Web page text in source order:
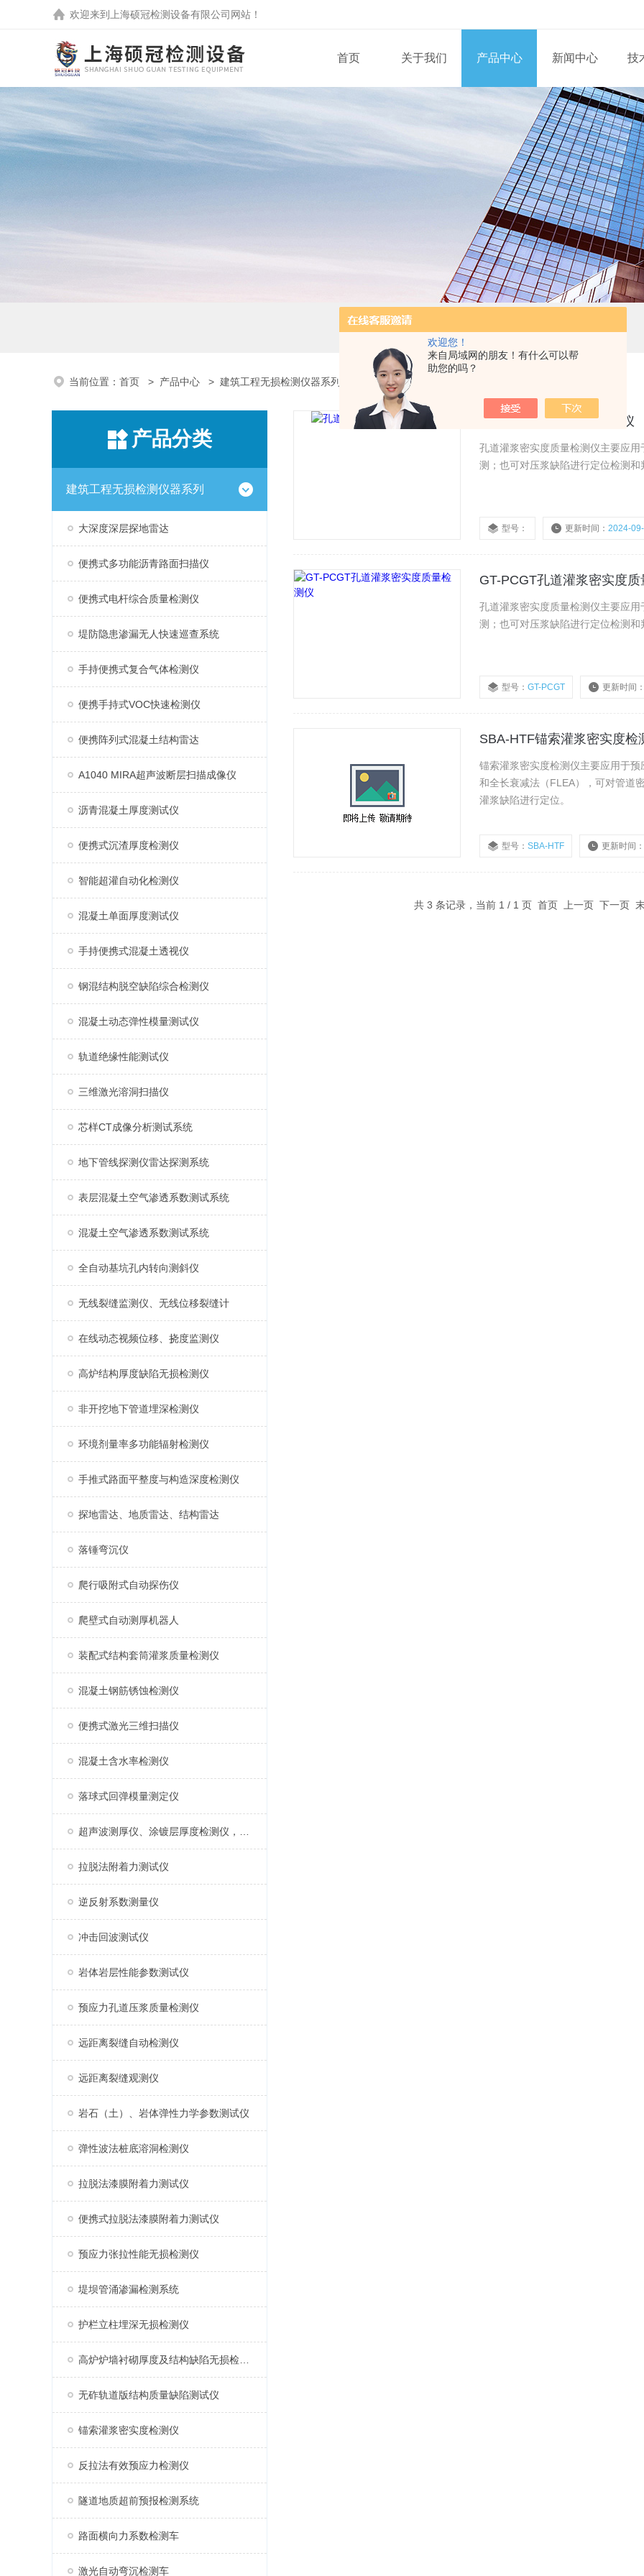
欢迎您！
来自局域网的朋友！有什么可以帮
助您的吗？
欢迎来到 上海硕冠检测设备有限公司 网站！
首页 关于我们 产品中心 新闻中心 技
当前位置： 首页 > 产品中心 > 建筑工程无损检测仪器系列 锚索灌浆密实度检测仪
产品分类
建筑工程无损检测仪器系列
大深度深层探地雷达
便携式多功能沥青路面扫描仪
便携式电杆综合质量检测仪
堤防隐患渗漏无人快速巡查系统
手持便携式复合气体检测仪
便携手持式VOC快速检测仪
便携阵列式混凝土结构雷达
A1040 MIRA超声波断层扫描成像仪
沥青混凝土厚度测试仪
便携式沉渣厚度检测仪
智能超灌自动化检测仪
混凝土单面厚度测试仪
手持便携式混凝土透视仪
钢混结构脱空缺陷综合检测仪
混凝土动态弹性模量测试仪
轨道绝缘性能测试仪
三维激光溶洞扫描仪
芯样CT成像分析测试系统
地下管线探测仪雷达探测系统
表层混凝土空气渗透系数测试系统
混凝土空气渗透系数测试系统
全自动基坑孔内转向测斜仪
无线裂缝监测仪、无线位移裂缝计
在线动态视频位移、挠度监测仪
高炉结构厚度缺陷无损检测仪
非开挖地下管道埋深检测仪
环境剂量率多功能辐射检测仪
手推式路面平整度与构造深度检测仪
探地雷达、地质雷达、结构雷达
落锤弯沉仪
爬行吸附式自动探伤仪
爬壁式自动测厚机器人
装配式结构套筒灌浆质量检测仪
混凝土钢筋锈蚀检测仪
便携式激光三维扫描仪
混凝土含水率检测仪
落球式回弹模量测定仪
拉脱法附着力测试仪
逆反射系数测量仪
冲击回波测试仪
岩体岩层性能参数测试仪
预应力孔道压浆质量检测仪
远距离裂缝自动检测仪
远距离裂缝观测仪
岩石（土）、岩体弹性力学参数测试仪
弹性波法桩底溶洞检测仪
拉脱法漆膜附着力测试仪
便携式拉脱法漆膜附着力测试仪
预应力张拉性能无损检测仪
堤坝管涌渗漏检测系统
护栏立柱埋深无损检测仪
无砟轨道版结构质量缺陷测试仪
锚索灌浆密实度检测仪
反拉法有效预应力检测仪
隧道地质超前预报检测系统
路面横向力系数检测车
激光自动弯沉检测车
孔道压浆密实度质量检测仪
孔道灌浆密实度质量检测仪主要应
测；也可对压浆缺陷进行定位检测
型号： 更新时间：2024-
GT-PCGT孔道灌浆密实度
孔道灌浆密实度质量检测仪主要应
测；也可对压浆缺陷进行定位检测
型号：GT-PCGT 更新时间
SBA-HTF锚索灌浆密实度检
锚索灌浆密实度检测仪主要应用于
和全长衰减法（FLEA），可对管道
灌浆缺陷进行定位。
型号：SBA-HTF 更新时间
共 3 条记录，当前 1 / 1 页 首页 上一页 下一页